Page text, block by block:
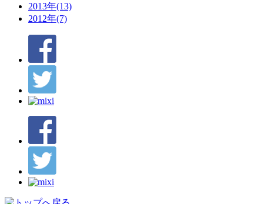
2013年(13)
2012年(7)